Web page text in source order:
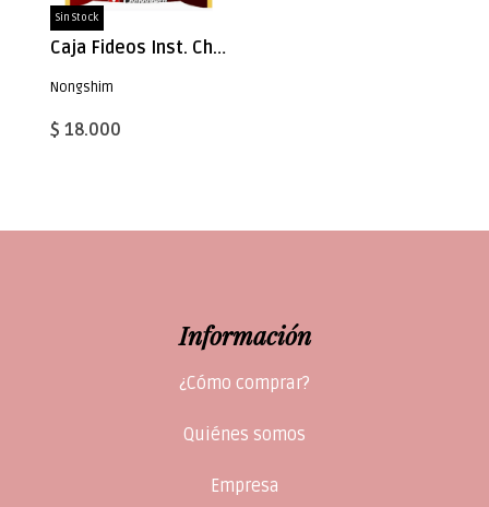
Sin Stock
Caja Fideos Inst. Chapaguetti Picante 137g x 20
Nongshim
$ 18.000
Información
¿Cómo comprar?
Quiénes somos
Empresa